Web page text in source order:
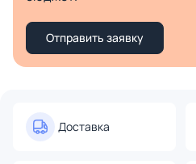
Отправить заявку
Доставка